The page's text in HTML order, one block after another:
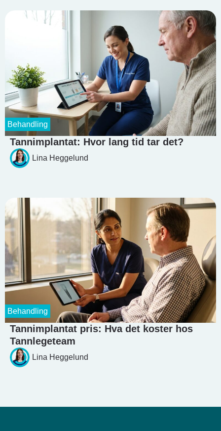
Tannimplantat: Hvor lang tid tar det?
Lina Heggelund
Behandling
Tannimplantat pris: Hva det koster hos
Tannlegeteam
Lina Heggelund
Behandling